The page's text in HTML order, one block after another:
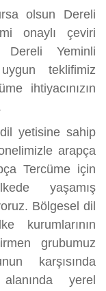
olsun Dereli
onaylı çeviri
Dereli Yeminli
teklifimiz
ihtiyacınızın
yetisine sahip
arapça
Tercüme için
yaşamış
Bölgesel dil
kurumlarının
grubumuz
karşısında
yerel